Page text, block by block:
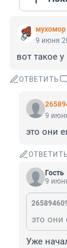
мухомор
9 июня
вот такое
ОТВЕТИТЬ
9
это они
ОТВЕТИТЬ
Гость
9
это они
Уже